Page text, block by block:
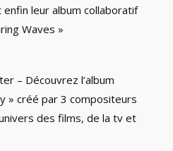
enfin leur album collaboratif
Waves »
– Découvrez l’album
» créé par 3 compositeurs
des films, de la tv et